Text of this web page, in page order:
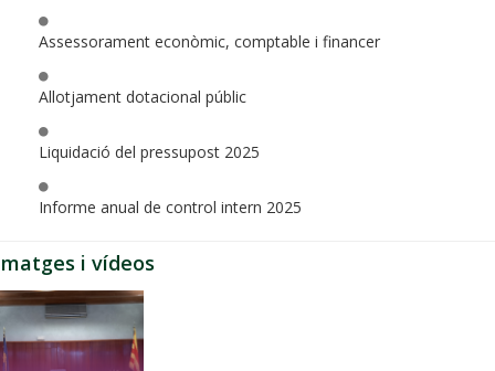
Assessorament econòmic, comptable i financer
Allotjament dotacional públic
Liquidació del pressupost 2025
Informe anual de control intern 2025
i vídeos